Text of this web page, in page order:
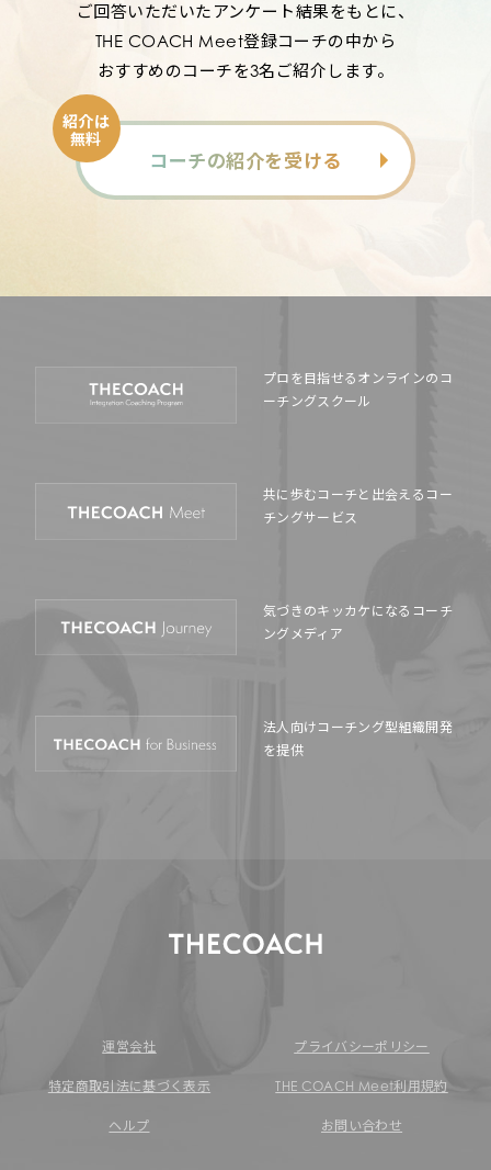
ご回答いただいたアンケート結果をもとに、
THE COACH Meet登録コーチの中から
おすすめのコーチを3名ご紹介します。
紹介は
無料
コーチの紹介を受ける
プロを目指せるオンラインの コ
ーチングスクール
共に歩むコーチと出会える コー
チングサービス
気づきのキッカケになる コーチ
ングメディア
法人向けコーチング型組織開発
を提供
運営会社 プライバシーポリシー
特定商取引法に基づく表示 THE COACH Meet利用規約
ヘルプ お問い合わせ